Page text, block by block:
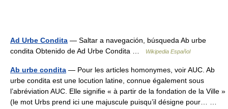
Ad Urbe Condita — Saltar a navegación, búsqueda Ab urbe
condita Obtenido de Ad Urbe Condita …
Wikipedia Español
Ab urbe condita — Pour les articles homonymes, voir AUC. Ab
urbe condita est une locution latine, connue également sous
l’abréviation AUC. Elle signifie « à partir de la fondation de la Ville »
(le mot Urbs prend ici une majuscule puisqu’il désigne pour… …